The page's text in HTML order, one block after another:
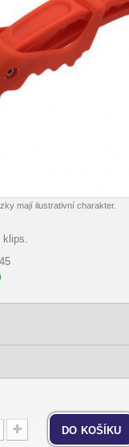
mají ilustrativní charakter.
klips.
do košíku